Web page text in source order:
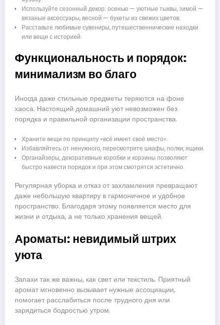
Используйте сезонный декор: осенью — уютные тыквы, зимой —
вязаные аксессуары, весной — букеты из свежих цветов.
Расставьте любимые сувениры, путешественнические находки
или вещи с историей.
Функциональность и порядок:
минимализм во благо
Иногда даже стильные предметы теряются на фоне
хаоса. Настоящий домашний уют невозможен без
порядка и правильной организации пространства.
Храните вещи по принципу «всё имеет своё место».
Избавляйтесь от ненужного, пересмотрите шкафы, полки, ящики.
Органайзеры, декоративные коробки и корзины позволяют
быстро навести порядок и при этом смотрятся эстетично.
Регулярная уборка и отказ от захламления превращают
даже небольшую квартиру в гармоничное и удобное
пространство. Благодаря этому появляется место для
жизни и отдыха, а не только хранения вещей.
Ароматы: невидимый штрих
уюта
Запахи так же важны, как свет или текстиль. Приятный
аромат мгновенно вызывает нужные ассоциации,
помогает расслабиться после трудного дня или
зарядиться бодростью утром.